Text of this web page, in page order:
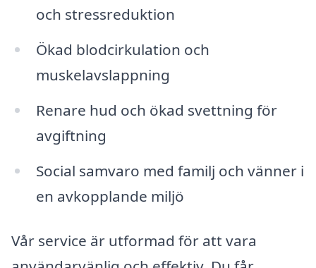
och stressreduktion
Ökad blodcirkulation och
muskelavslappning
Renare hud och ökad svettning för
avgiftning
Social samvaro med familj och vänner i
en avkopplande miljö
Vår service är utformad för att vara